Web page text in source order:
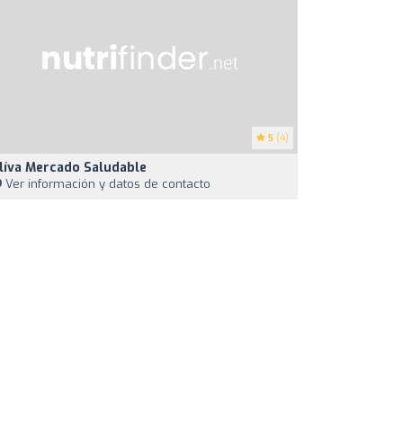
5 (4)
Mercado Saludable
Ver información y datos de contacto